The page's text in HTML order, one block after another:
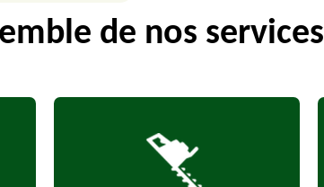
de nos services